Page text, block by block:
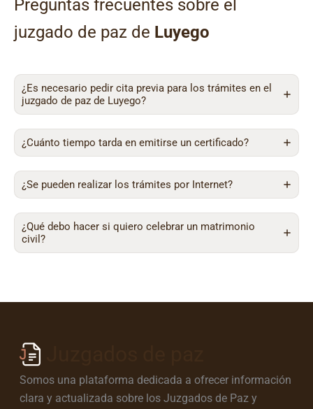
Preguntas frecuentes sobre el
juzgado de paz de Luyego
¿Es necesario pedir cita previa para los trámites en el
juzgado de paz de Luyego?
¿Cuánto tiempo tarda en emitirse un certificado?
¿Se pueden realizar los trámites por Internet?
¿Qué debo hacer si quiero celebrar un matrimonio
civil?
Somos una plataforma dedicada a ofrecer información
clara y actualizada sobre los Juzgados de Paz y